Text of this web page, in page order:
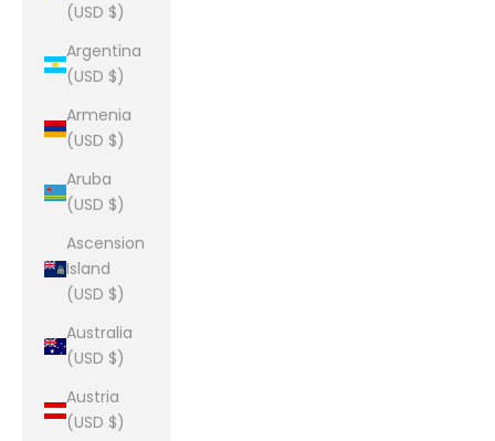
(USD $)
Argentina
(USD $)
Armenia
(USD $)
Aruba
(USD $)
Ascension
Island
(USD $)
Australia
(USD $)
Austria
(USD $)